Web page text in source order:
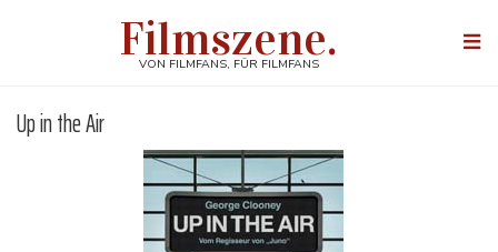
Filmszene.
VON FILMFANS, FÜR FILMFANS
Up in the Air